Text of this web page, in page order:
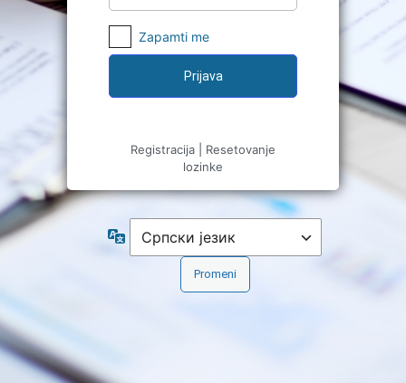
Zapamti me
Registracija
Resetovanje
lozinke
Jezik